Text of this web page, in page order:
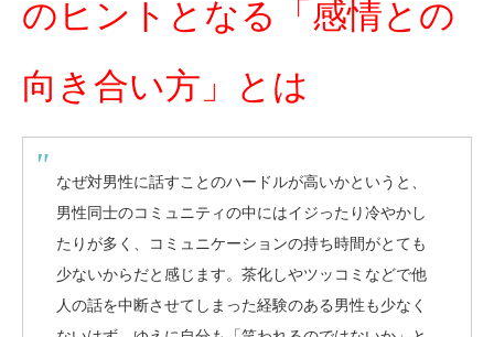
のヒントとなる「感情との
向き合い方」とは
なぜ対男性に話すことのハードルが高いかというと、
男性同士のコミュニティの中にはイジったり冷やかし
たりが多く、コミュニケーションの持ち時間がとても
少ないからだと感じます。茶化しやツッコミなどで他
人の話を中断させてしまった経験のある男性も少なく